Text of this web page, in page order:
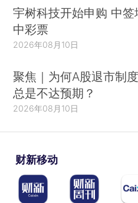
宇树科技开始申购 中签
中彩票
2026年08月10日
聚焦｜为何A股退市制
总是不达预期？
2026年08月10日
财新移动